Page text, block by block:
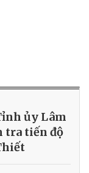
ủy Lâm
tra tiến độ